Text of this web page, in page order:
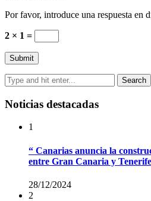
Por favor, introduce una respuesta en
2 × 1 =
Noticias destacadas
1
“ Canarias anuncia la
entre Gran Canaria y
28/12/2024
2